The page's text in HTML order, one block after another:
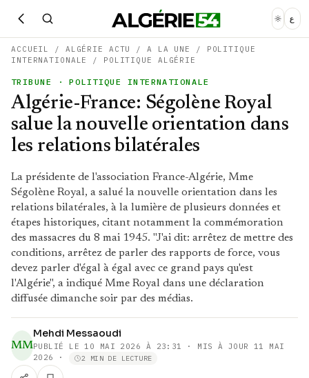
ع
ACCUEIL / ALGÉRIE ACTU /A LA UNE / POLITIQUE
INTERNATIONALE
/ POLITIQUE ALGÉRIE
TRIBUNE · POLITIQUE INTERNATIONALE
Algérie-France: Ségolène Royal
salue la nouvelle orientation dans
les relations bilatérales
La présidente de l'association France-Algérie, Mme
Ségolène Royal, a salué la nouvelle orientation dans les
relations bilatérales, à la lumière de plusieurs données et
étapes historiques, citant notamment la commémoration
des massacres du 8 mai 1945. "J'ai dit: arrêtez de mettre des
conditions, arrêtez de parler des rapports de force, vous
devez parler d'égal à égal avec ce grand pays qu'est
l'Algérie", a indiqué Mme Royal dans une déclaration
diffusée dimanche soir par des médias.
MM
Mehdi Messaoudi
PUBLIÉ LE 10 MAI 2026 À 23:31
· MIS À JOUR 11 MAI
2026
· 2 MIN DE LECTURE